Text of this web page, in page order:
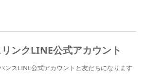
ンクLINE公式アカウント
ンスLINE公式アカウントと友だちになります